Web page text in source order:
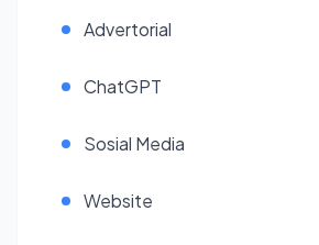
Advertorial
ChatGPT
Sosial Media
Website